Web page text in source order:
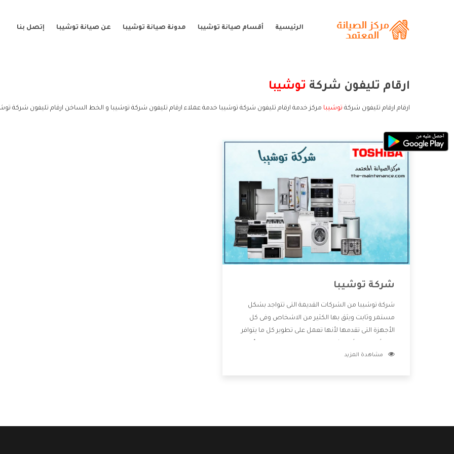
الرئيسية أقسام صيانة توشيبا مدونة صيانة توشيبا عن صيانة توشيبا إتصل بنا
ارقام تليفون شركة توشيبا
ارقام ارقام تليفون شركة توشيبا مركز خدمة ارقام تليفون شركة توشيبا خدمة عملاء ارقام تليفون شركة توشيبا و الخط الساخن ارقام تليفون شركة
شركة توشيبا
شركة توشيبا من الشركات القديمة التى تتواجد بشكل
مستمر وثابت ويثق بها الكثير من الاشخاص وفى كل
الأجهزة التى تقدمها لأنها تعمل على تطوير كل ما يتوافر
خدمات ما بعد البيع مع المنتجات وتقدم للعملاء أقوى
مشاهدة المزيد